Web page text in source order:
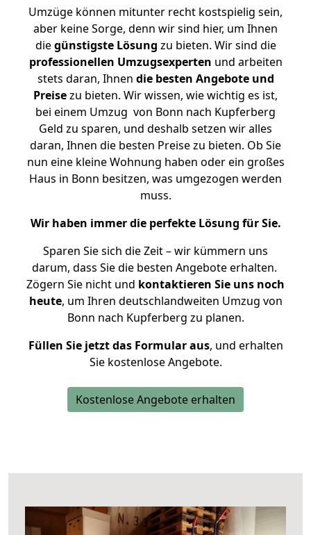
Umzüge können mitunter recht kostspielig sein,
aber keine Sorge, denn wir sind hier, um Ihnen
diegünstigste Lösung zu bieten. Wir sind die
professionellen Umzugsexperten und arbeiten
stets daran, Ihnen die besten Angebote und
Preisezu bieten. Wir wissen, wie wichtig es ist,
bei einem Umzug von Bonn nach Kupferberg
Geld zu sparen, und deshalb setzen wir alles
daran, Ihnen die besten Preise zu bieten. Ob Sie
nun eine kleine Wohnung haben oder ein großes
Haus in Bonn besitzen, was umgezogen werden
muss.
Wir haben immer die perfekte Lösung für Sie.
Sparen Sie sich die Zeit – wir kümmern uns
darum, dass Sie die besten Angebote erhalten.
Zögern Sie nicht und kontaktieren Sie uns noch
heute, um Ihren deutschlandweiten Umzug von
Bonn nach Kupferberg zu planen.
Füllen Sie jetzt das Formular aus, und erhalten
Sie kostenlose Angebote.
Kostenlose Angebote erhalten